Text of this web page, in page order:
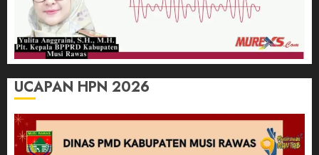
UCAPAN HPN 2026